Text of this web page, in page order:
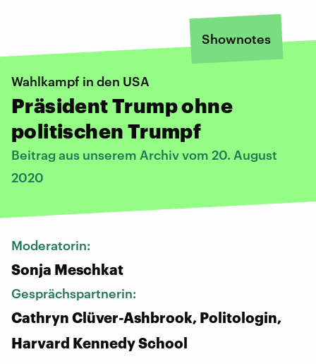
Shownotes
Wahlkampf in den USA
Präsident Trump ohne
politischen Trumpf
Beitrag aus unserem Archiv vom 20. August
2020
Moderatorin:
Sonja Meschkat
Gesprächspartnerin:
Cathryn Clüver-Ashbrook, Politologin,
Harvard Kennedy School